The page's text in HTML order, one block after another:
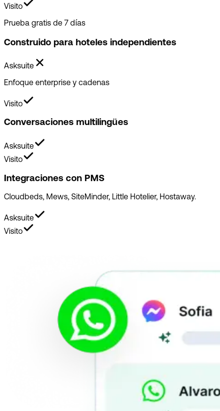
Visito
Prueba gratis de 7 días
Construido para hoteles independientes
Asksuite
Enfoque enterprise y cadenas
Visito
Conversaciones multilingües
Asksuite
Visito
Integraciones con PMS
Cloudbeds, Mews, SiteMinder, Little Hotelier, Hostaway.
Asksuite
Visito